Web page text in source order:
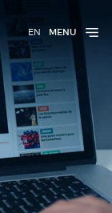
EN MENU